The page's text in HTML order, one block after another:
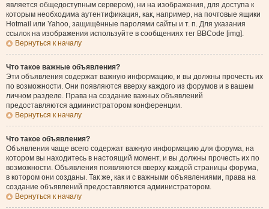
является общедоступным сервером), ни на изображения, для доступа к
которым необходима аутентификация, как, например, на почтовые ящики
Hotmail или Yahoo, защищённые паролями сайты и т. п. Для указания
ссылок на изображения используйте в сообщениях тег BBCode [img].
Вернуться к началу
Что такое важные объявления?
Эти объявления содержат важную информацию, и вы должны прочесть их
по возможности. Они появляются вверху каждого из форумов и в вашем
личном разделе. Права на создание важных объявлений
предоставляются администратором конференции.
Вернуться к началу
Что такое объявления?
Объявления чаще всего содержат важную информацию для форума, на
котором вы находитесь в настоящий момент, и вы должны прочесть их по
возможности. Объявления появляются вверху каждой страницы форума,
в котором они созданы. Так же, как и с важными объявлениями, права на
создание объявлений предоставляются администратором.
Вернуться к началу